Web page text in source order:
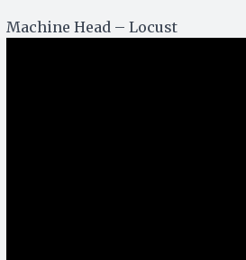
Machine Head – Locust